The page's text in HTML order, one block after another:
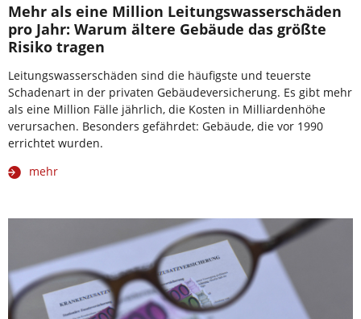
Mehr als eine Million Leitungswasserschäden
pro Jahr: Warum ältere Gebäude das größte
Risiko tragen
Leitungswasserschäden sind die häufigste und teuerste
Schadenart in der privaten Gebäudeversicherung. Es gibt mehr
als eine Million Fälle jährlich, die Kosten in Milliardenhöhe
verursachen. Besonders gefährdet: Gebäude, die vor 1990
errichtet wurden.
mehr